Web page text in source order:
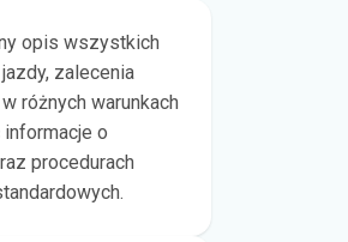
opis wszystkich
zalecenia
różnych warunkach
o
procedurach